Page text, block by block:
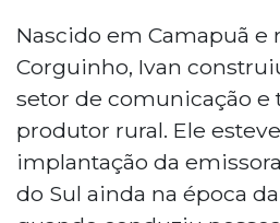
Nascido em Camapuã e
Corguinho, Ivan
setor de comunicação e
produtor rural. Ele
implantação da
do Sul ainda na época